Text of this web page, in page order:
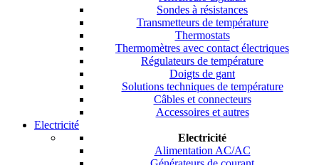
Sondes à résistances
Transmetteurs de température
Thermostats
Thermomètres avec contact électriques
Régulateurs de température
Doigts de gant
Solutions techniques de température
Câbles et connecteurs
Accessoires et autres
Electricité
Electricité
Alimentation AC/AC